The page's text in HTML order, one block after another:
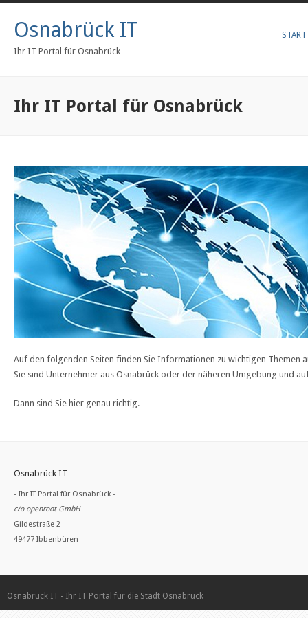
Osnabrück IT
Ihr IT Portal für Osnabrück
START
Ihr IT Portal für Osnabrück
Auf den folgenden Seiten finden Sie Informationen zu wichtigen Themen
Sie sind Unternehmer aus Osnabrück oder der näheren Umgebung und
Dann sind Sie hier genau richtig.
Osnabrück IT
- Ihr IT Portal für Osnabrück -
c/o openroot GmbH
Gildestraße 2
49477 Ibbenbüren
Osnabrück IT - Ihr IT Portal für die Stadt Osnabrück